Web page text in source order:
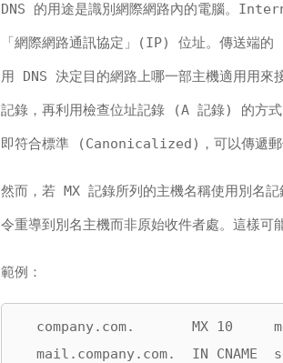
DNS 的用途是識別網際網路內的電腦。
「網際網路通訊協定」(IP) 位址。傳送
用 DNS 決定目的網路上哪一部主機適用用來
記錄，再利用檢查位址記錄 (A 記錄) 的方
即符合標準 (Canonicalized)，可以傳遞郵
然而，若 MX 記錄所列的主機名稱使用別名
令重導到別名主機而非原始收件者處。這樣可
範例：
company.com.       MX 10
mail.company.com.  IN CNAME